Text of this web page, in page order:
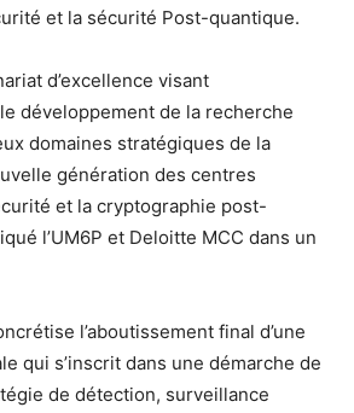
et la sécurité Post-quantique.
d’excellence visant
développement de la recherche
domaines stratégiques de la
génération des centres
et la cryptographie post-
l’UM6P et Deloitte MCC dans un
l’aboutissement final d’une
qui s’inscrit dans une démarche de
de détection, surveillance